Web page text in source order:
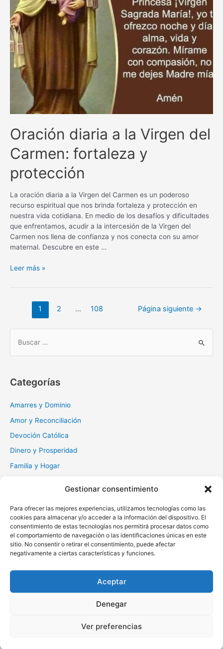
Gestionar consentimiento
Para ofrecer las mejores experiencias, utilizamos tecnologías como las
cookies para almacenar y/o acceder a la información del dispositivo. El
consentimiento de estas tecnologías nos permitirá procesar datos como
el comportamiento de navegación o las identificaciones únicas en este
sitio. No consentir o retirar el consentimiento, puede afectar
negativamente a ciertas características y funciones.
Aceptar
Denegar
Ver preferencias
Oración diaria a la Virgen del
Carmen: fortaleza y
protección
La oración diaria a la Virgen del Carmen es un poderoso
recurso espiritual que nos brinda fortaleza y protección en
nuestra vida cotidiana. En medio de los desafíos y dificultades
que enfrentamos, acudir a la intercesión de la Virgen del
Carmen nos llena de confianza y nos conecta con su amor
maternal. Descubre en este …
Oración
a
Carmen:
fortaleza
Leer más »
Navegación
1 2 … 108 Página siguiente →
r
Categorías
Amarres y Dominio
Amor y Reconciliación
Devoción Católica
Dinero y Prosperidad
Familia y Hogar
Muerte y Difuntos
Oraciones Diarias
Otras
Protección y Liberación
Salud y Sanación
WordPress